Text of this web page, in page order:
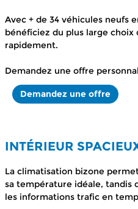
Avec + de 34 véhicules neufs
bénéficiez du plus large choix
rapidement.
Demandez une offre
Demandez une offre
INTÉRIEUR
La climatisation bizone
sa température idéale, tandis
les informations trafic en